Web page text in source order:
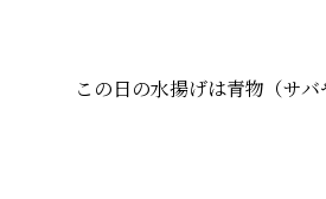
この日の水揚げは青物（サバ